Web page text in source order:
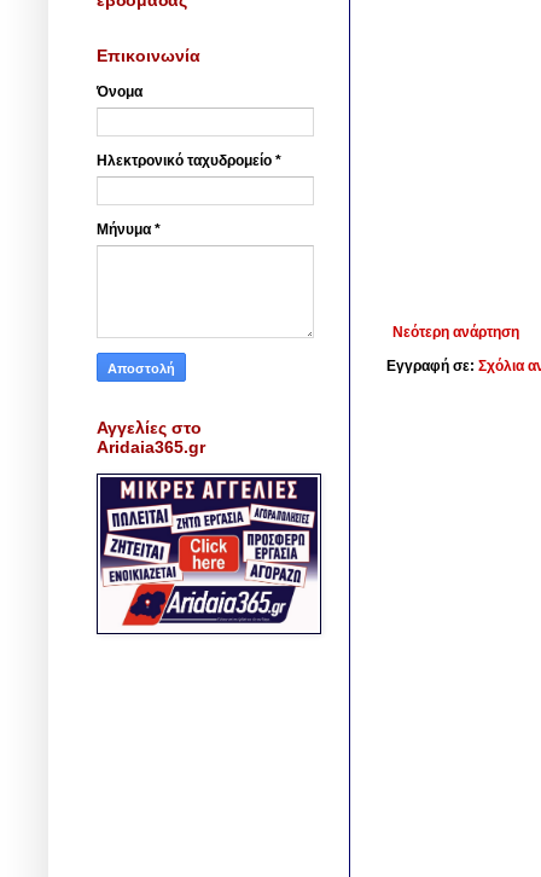
Νεότερη ανάρτηση
Εγγραφή σε: Σχόλια
Επικοινωνία
Όνομα
Ηλεκτρονικό ταχυδρομείο *
Μήνυμα *
Αγγελίες στο
Aridaia365.gr